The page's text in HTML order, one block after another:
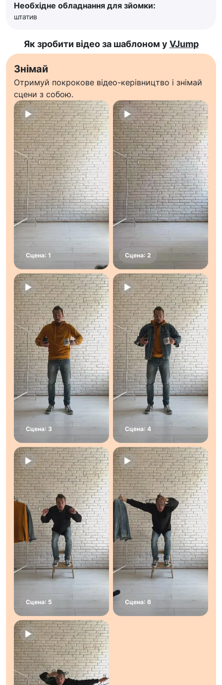
Необхідне обладнання для зйомки:
штатив
Як зробити відео за шаблоном у VJump
Знімай
Отримуй покрокове відео-керівництво і знімай
сцени з собою.